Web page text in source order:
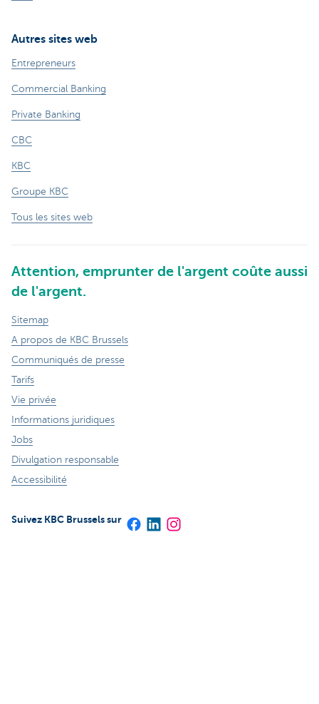
Autres sites web
Entrepreneurs
Commercial Banking
Private Banking
CBC
KBC
Groupe KBC
Tous les sites web
Attention, emprunter de l'argent coûte aussi
de l'argent.
Sitemap
A propos de KBC Brussels
Communiqués de presse
Tarifs
Vie privée
Informations juridiques
Jobs
Divulgation responsable
Accessibilité
Suivez KBC Brussels sur